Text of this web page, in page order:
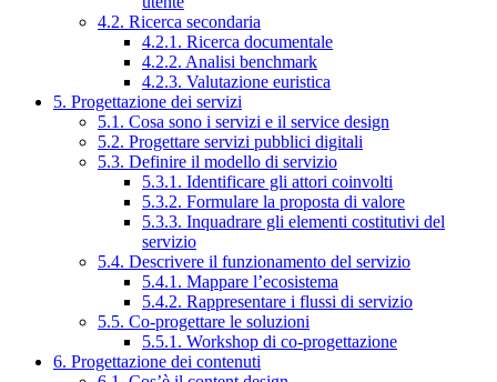
4.2. Ricerca secondaria
4.2.1. Ricerca documentale
4.2.2. Analisi benchmark
4.2.3. Valutazione euristica
5. Progettazione dei servizi
5.1. Cosa sono i servizi e il service design
5.2. Progettare servizi pubblici digitali
5.3. Definire il modello di servizio
5.3.1. Identificare gli attori coinvolti
5.3.2. Formulare la proposta di valore
5.3.3. Inquadrare gli elementi costitutivi del
servizio
5.4. Descrivere il funzionamento del servizio
5.4.1. Mappare l’ecosistema
5.4.2. Rappresentare i flussi di servizio
5.5. Co-progettare le soluzioni
5.5.1. Workshop di co-progettazione
6. Progettazione dei contenuti